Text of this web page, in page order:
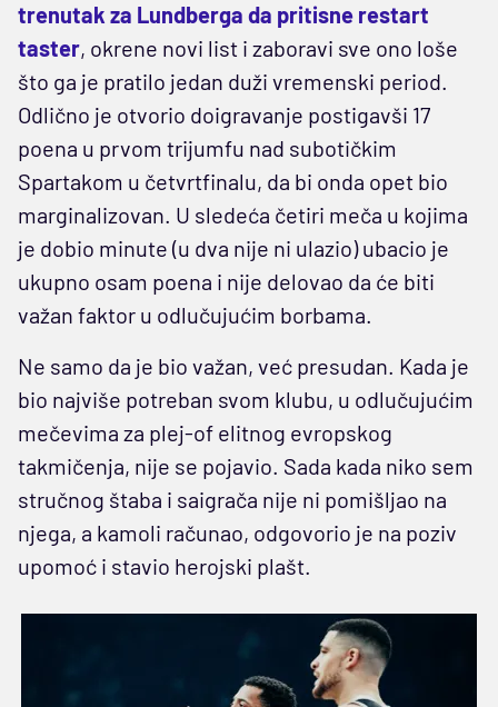
trenutak za Lundberga da pritisne restart
taster, okrene novi list i zaboravi sve ono loše
što ga je pratilo jedan duži vremenski period.
Odlično je otvorio doigravanje postigavši 17
poena u prvom trijumfu nad subotičkim
Spartakom u četvrtfinalu, da bi onda opet bio
marginalizovan. U sledeća četiri meča u kojima
je dobio minute (u dva nije ni ulazio) ubacio je
ukupno osam poena i nije delovao da će biti
važan faktor u odlučujućim borbama.
Ne samo da je bio važan, već presudan. Kada je
bio najviše potreban svom klubu, u odlučujućim
mečevima za plej-of elitnog evropskog
takmičenja, nije se pojavio. Sada kada niko sem
stručnog štaba i saigrača nije ni pomišljao na
njega, a kamoli računao, odgovorio je na poziv
upomoć i stavio herojski plašt.